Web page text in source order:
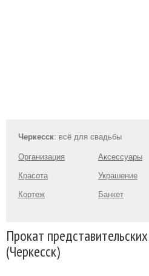
Черкесск: всё для свадьбы
Организация
Красота
Кортеж
Аксессуары
Украшение
Банкет
Прокат
(Черкесск)